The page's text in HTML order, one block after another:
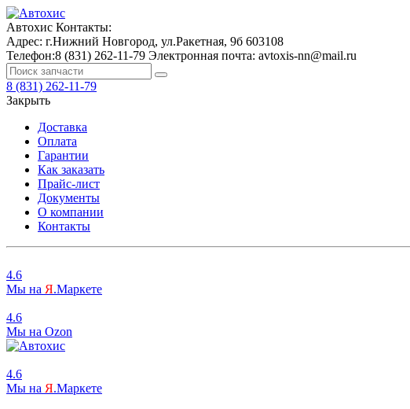
Автохис Контакты:
Адрес: г.Нижний Новгород, ул.Ракетная, 9б 603108
Телефон:8 (831) 262-11-79 Электронная почта: avtoxis-nn@mail.ru
8 (831) 262-11-79
Закрыть
Доставка
Оплата
Гарантии
Как заказать
Прайс-лист
Документы
О компании
Контакты
4.6
Мы на Я.Маркете
4.6
Мы на Ozon
4.6
Мы на Я.Маркете